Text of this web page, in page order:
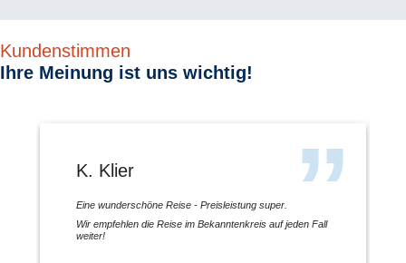
Kundenstimmen
Ihre Meinung ist uns wichtig!
K. Klier
Eine wunderschöne Reise - Preisleistung super.
Wir empfehlen die Reise im Bekanntenkreis auf jeden Fall
weiter!